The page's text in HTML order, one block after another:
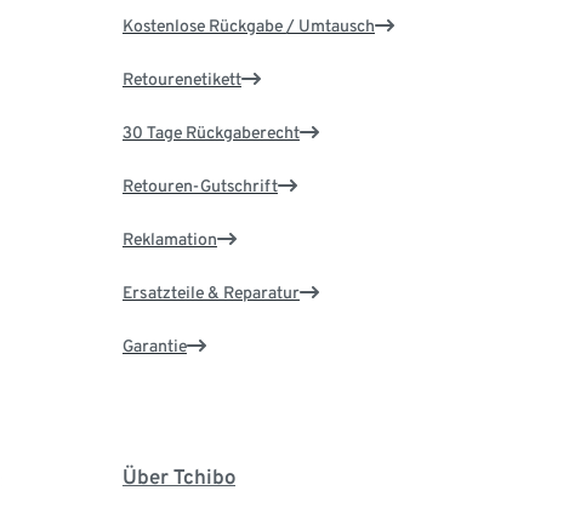
Kostenlose Rückgabe / Umtausch
Retourenetikett
30 Tage Rückgaberecht
Retouren-Gutschrift
Reklamation
Ersatzteile & Reparatur
Garantie
Über Tchibo